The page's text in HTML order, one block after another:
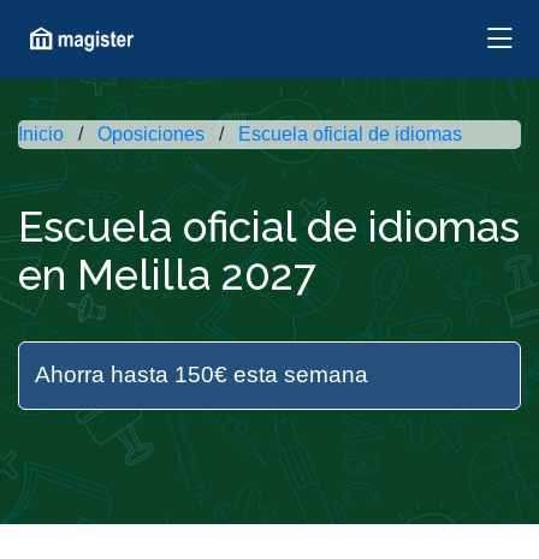
Inicio Oposiciones Escuela oficial de idiomas
Escuela oficial de idiomas
en Melilla 2027
Ahorra hasta 150€ esta semana